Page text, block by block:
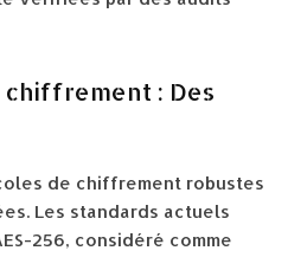
chiffrement : Des
de chiffrement robustes
Les standards actuels
256, considéré comme